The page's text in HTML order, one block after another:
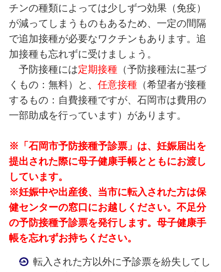
チンの種類によっては少しずつ効果（免疫）
が減ってしまうものもあるため、一定の間隔
で追加接種が必要なワクチンもあります。追
加接種も忘れずに受けましょう。
予防接種には定期接種 （予防接種法に基づ
くもの：無料）と、 任意接種 （希望者が接種
するもの：自費接種ですが、石岡市は費用の
一部助成を行っています）があります。
※「石岡市予防接種予診票」は、妊娠届出を
提出された際に母子健康手帳とともにお渡し
しています。
※妊娠中や出産後、当市に転入された方は保
健センターの窓口にお越しください。不足分
の予防接種予診票を発行します。母子健康手
帳を忘れずお持ちください。
転入された方以外に予診票を紛失してし